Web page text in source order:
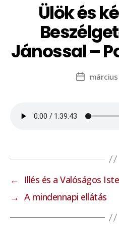
Ülök és
Jánossal –
←
Illés és a Valóságos
→ A mindennapi ellátás